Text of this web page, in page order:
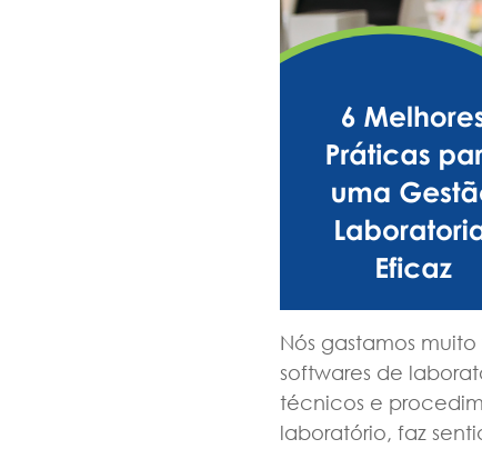
Nós gastamos
softwares de
técnicos e
laboratório, faz